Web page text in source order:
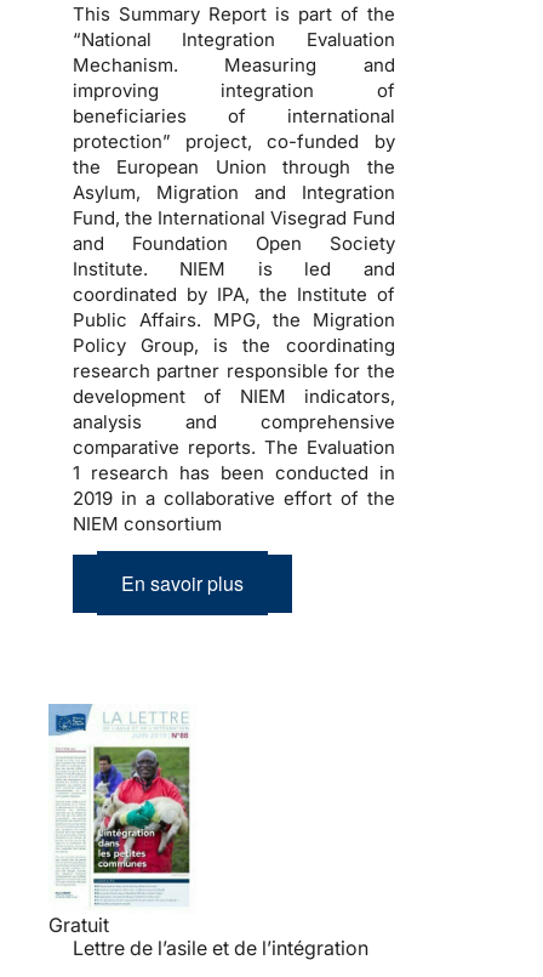
This Summary Report is part of the
“National Integration Evaluation
Mechanism. Measuring and
improving integration of
beneficiaries of international
protection” project, co-funded by
the European Union through the
Asylum, Migration and Integration
Fund, the International Visegrad Fund
and Foundation Open Society
Institute. NIEM is led and
coordinated by IPA, the Institute of
Public Affairs. MPG, the Migration
Policy Group, is the coordinating
research partner responsible for the
development of NIEM indicators,
analysis and comprehensive
comparative reports. The Evaluation
1 research has been conducted in
2019 in a collaborative effort of the
NIEM consortium
En savoir plus
Gratuit
Lettre de l’asile et de l’intégration